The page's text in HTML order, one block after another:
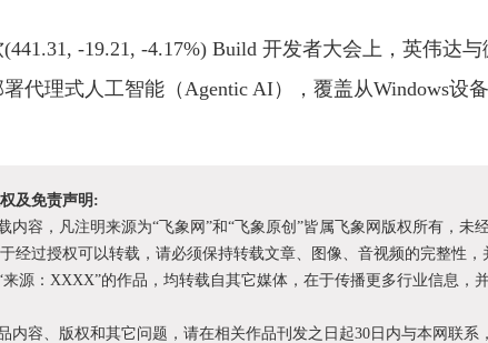
-19.21, -4.17%) Build 开发者大会上，英伟达
代理式人工智能（Agentic AI），覆盖从Windows设
权及免责声明:
内容，凡注明来源为“飞象网”和“飞象原创”皆属飞象网版权所有，未
经过授权可以转载，请必须保持转载文章、图像、音视频的完整性，
来源：XXXX”的作品，均转载自其它媒体，在于传播更多行业信息，
内容、版权和其它问题，请在相关作品刊发之日起30日内与本网联系